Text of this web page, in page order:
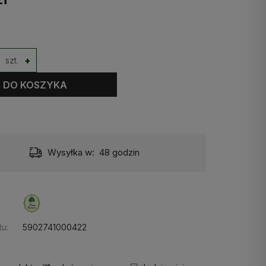
szt. +
DO KOSZYKA
Wysyłka w: 48 godzin
5902741000422